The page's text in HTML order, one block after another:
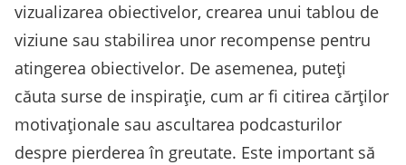
vizualizarea obiectivelor, crearea unui tablou de
viziune sau stabilirea unor recompense pentru
atingerea obiectivelor. De asemenea, puteți
căuta surse de inspirație, cum ar fi citirea cărților
motivaționale sau ascultarea podcasturilor
despre pierderea în greutate. Este important să